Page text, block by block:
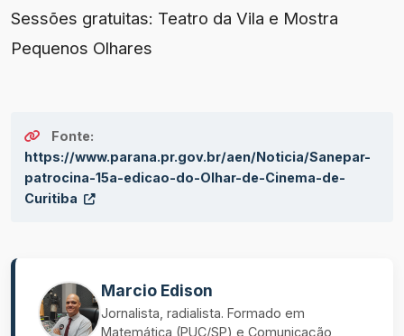
Sessões gratuitas: Teatro da Vila e Mostra
Pequenos Olhares
Fonte:
https://www.parana.pr.gov.br/aen/Noticia/Sanepar-
patrocina-15a-edicao-do-Olhar-de-Cinema-de-
Curitiba
Marcio Edison
Jornalista, radialista. Formado em
Matemática (PUC/SP) e Comunicação